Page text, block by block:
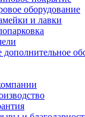
оборудование
и лавки
дополнительное